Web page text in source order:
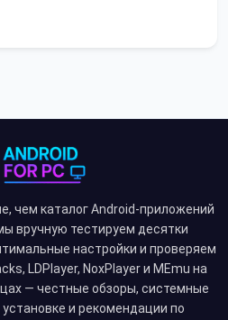
чем каталог Android-приложений
вручную тестируем десятки
настройки и проверяем
LDPlayer, NoxPlayer и MEmu на
— честные обзоры, системные
и рекомендации по